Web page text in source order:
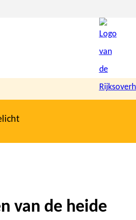
van de heide